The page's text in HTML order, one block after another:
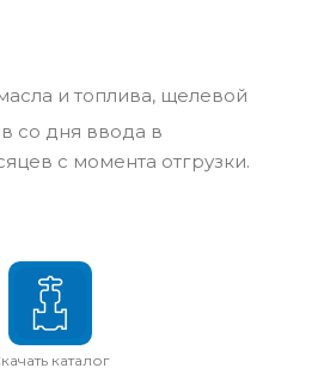
и топлива, щелевой
со дня ввода в
с момента отгрузки.
каталог